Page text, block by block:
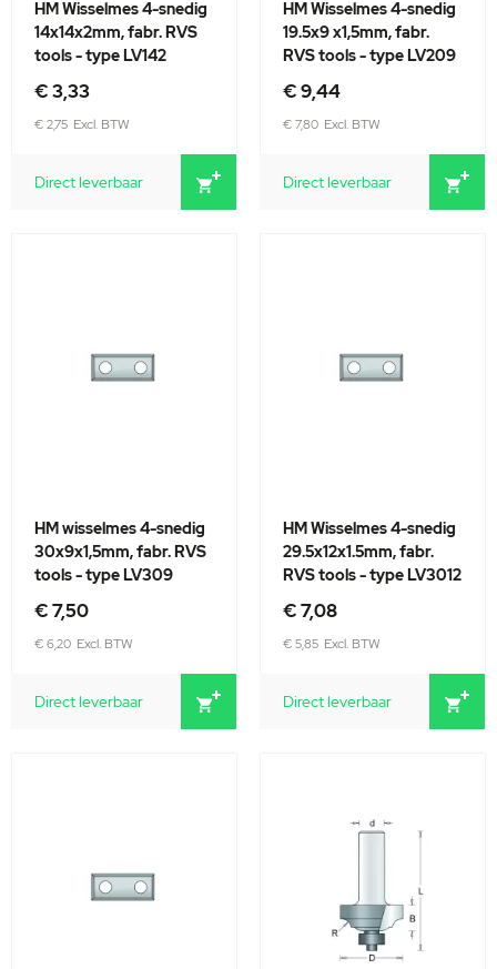
HM Wisselmes 4-snedig
14x14x2mm, fabr. RVS
tools - type LV142
€ 3,33
€ 2,75
Direct leverbaar
HM Wisselmes 4-snedig
19.5x9 x1,5mm, fabr.
RVS tools - type LV209
€ 9,44
€ 7,80
Direct leverbaar
HM wisselmes 4-snedig
30x9x1,5mm, fabr. RVS
tools - type LV309
€ 7,50
€ 6,20
Direct leverbaar
HM Wisselmes 4-snedig
29.5x12x1.5mm, fabr.
RVS tools - type LV3012
€ 7,08
€ 5,85
Direct leverbaar